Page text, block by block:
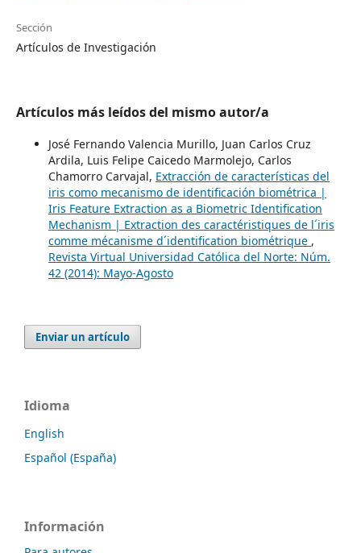
Sección
Artículos de Investigación
Artículos más leídos del mismo autor/a
José Fernando Valencia Murillo, Juan Carlos Cruz
Ardila, Luis Felipe Caicedo Marmolejo, Carlos
Chamorro Carvajal, Extracción de características del
iris como mecanismo de identificación biométrica |
Iris Feature Extraction as a Biometric Identification
Mechanism | Extraction des caractéristiques de l´iris
comme mécanisme d´identification biométrique ,
Revista Virtual Universidad Católica del Norte: Núm.
42 (2014): Mayo-Agosto
Enviar un artículo
Idioma
English
Español (España)
Información